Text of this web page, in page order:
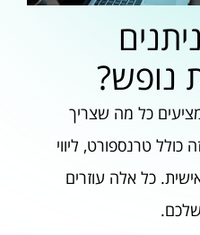
נופש?
כל מה שצריך
כולל טרנספורט, ליווי
כל אלה עוזרים